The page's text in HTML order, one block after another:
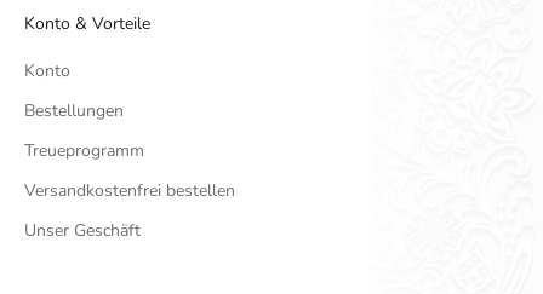
Konto & Vorteile
Konto
Bestellungen
Treueprogramm
Versandkostenfrei bestellen
Unser Geschäft